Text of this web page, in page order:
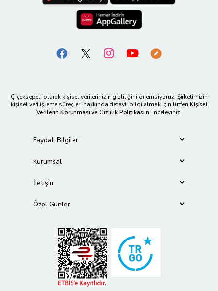
Çiçeksepeti olarak kişisel verilerinizin gizliliğini önemsiyoruz. Şirketimizin
kişisel veri işleme süreçleri hakkında detaylı bilgi almak için lütfen Kişisel
Verilerin Korunması ve Gizlilik Politikası’nı inceleyiniz.
Faydalı Bilgiler
Kurumsal
İletişim
Özel Günler